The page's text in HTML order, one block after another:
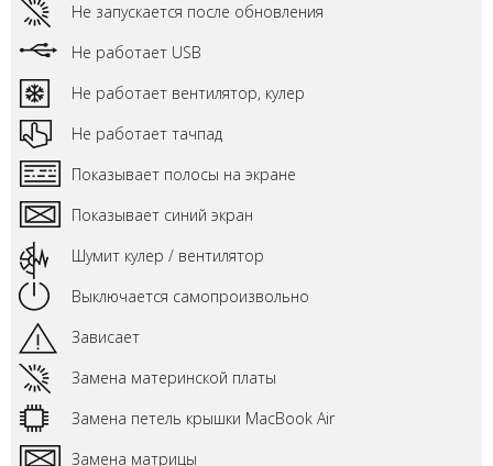
Не запускается после обновления
Не работает USB
Не работает вентилятор, кулер
Не работает тачпад
Показывает полосы на экране
Показывает синий экран
Шумит кулер / вентилятор
Выключается самопроизвольно
Зависает
Замена материнской платы
Замена петель крышки MacBook Air
Замена матрицы